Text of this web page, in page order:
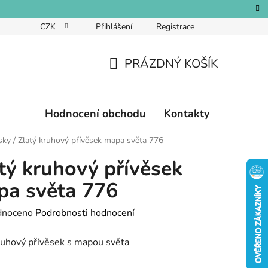
CZK Přihlášení Registrace
KOŠÍK
PRÁZDNÝ KOŠÍK
Hodnocení obchodu Kontakty
/ Zlatý kruhový přívěsek mapa světa 776
kruhový přívěsek
světa 776
Podrobnosti hodnocení
přívěsek s mapou světa